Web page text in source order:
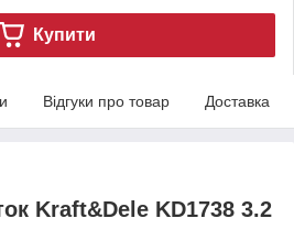
Купити
Відгуки про товар Доставка
Kraft&Dele KD1738 3.2